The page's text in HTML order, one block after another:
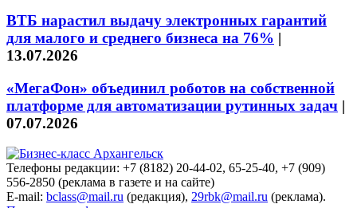
ВТБ нарастил выдачу электронных гарантий
для малого и среднего бизнеса на 76% |
13.07.2026
«МегаФон» объединил роботов на собственной
платформе для автоматизации рутинных задач |
07.07.2026
Телефоны редакции: +7 (8182) 20-44-02, 65-25-40, +7 (909)
556-2850 (реклама в газете и на сайте)
E-mail: bclass@mail.ru (редакция), 29rbk@mail.ru (реклама).